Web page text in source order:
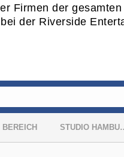
Firmen der
der Riverside
WIR TUN
WIR SIND